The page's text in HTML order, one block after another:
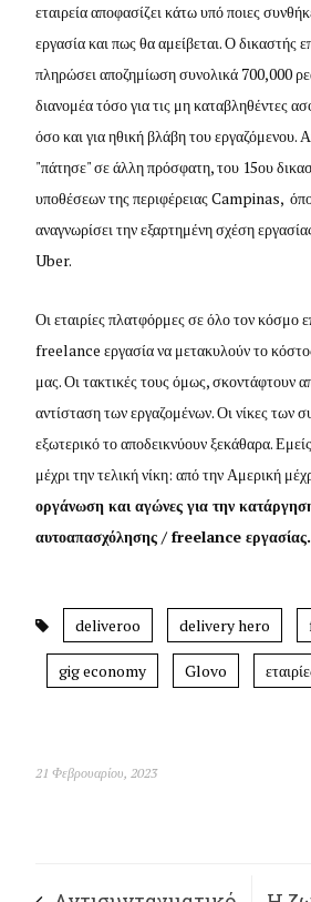
εταιρεία αποφασίζει κάτω υπό ποιες
εργασία και πως θα αμείβεται. Ο δικαστής
πληρώσει αποζημίωση συνολικά 700,000
διανομέα τόσο για τις μη καταβληθέντες
όσο και για ηθική βλάβη του εργαζόμενου.
"πάτησε" σε άλλη πρόσφατη, του 15ου
υποθέσεων της περιφέρειας Campinas,
αναγνωρίσει την εξαρτημένη σχέση
Uber.
Οι εταιρίες πλατφόρμες σε όλο τον κόσμο
freelance εργασία να μετακυλούν το
μας. Οι τακτικές τους όμως, σκοντάφτουν
αντίσταση των εργαζομένων. Οι νίκες των
εξωτερικό το αποδεικνύουν ξεκάθαρα.
μέχρι την τελική νίκη: από την Αμερική
οργάνωση και αγώνες για την
αυτοαπασχόλησης /freelance εργασίας.
deliveroo delivery hero
gig economy Glovo
21 Φεβρουαρίου, 2023